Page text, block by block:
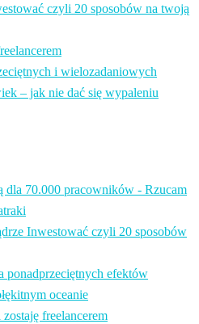
czyli 20 sposobów na twoją
i wielozadaniowych
– jak nie dać się wypaleniu
dla 70.000 pracowników - Rzucam
Inwestować czyli 20 sposobów
ponadprzeciętnych efektów
oceanie
freelancerem